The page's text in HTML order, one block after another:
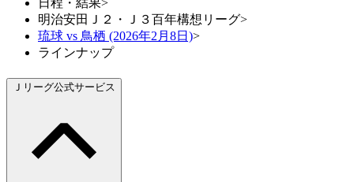
明治安田Ｊ２・Ｊ３百年構想リーグ>
琉球 vs 鳥栖 (2026年2月8日)>
ラインナップ
Ｊリーグ公式サービス